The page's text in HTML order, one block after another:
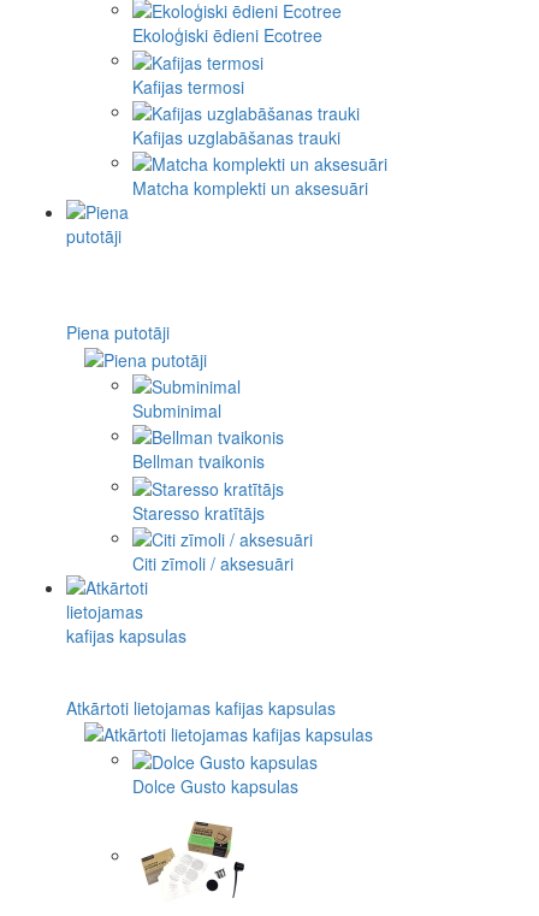
Ekoloģiski ēdieni Ecotree
Kafijas termosi
Kafijas uzglabāšanas trauki
Matcha komplekti un aksesuāri
Piena putotāji
Subminimal
Bellman tvaikonis
Staresso kratītājs
Citi zīmoli / aksesuāri
Atkārtoti lietojamas kafijas kapsulas
Dolce Gusto kapsulas